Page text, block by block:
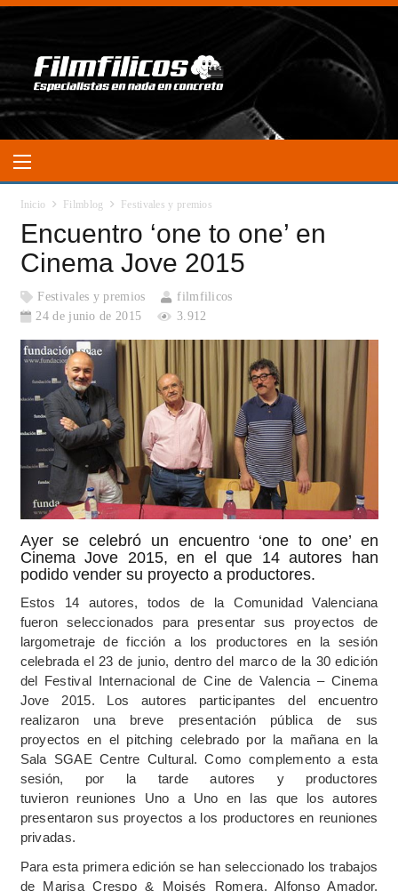
Inicio Filmblog Festivales y premios
Encuentro ‘one to one’ en
Cinema Jove 2015
Festivales y premios
filmfilicos
24 de junio de 2015
3.912
Ayer se celebró un encuentro ‘one to one’ en
Cinema Jove 2015, en el que 14 autores han
podido vender su proyecto a productores.
Estos 14 autores, todos de la Comunidad Valenciana
fueron seleccionados para presentar sus proyectos de
largometraje de ficción a los productores en la sesión
celebrada el 23 de junio, dentro del marco de la 30 edición
del Festival Internacional de Cine de Valencia – Cinema
Jove 2015. Los autores participantes del encuentro
realizaron una breve presentación pública de sus
proyectos en el pitching celebrado por la mañana en la
Sala SGAE Centre Cultural. Como complemento a esta
sesión, por la tarde autores y productores
tuvieron reuniones Uno a Uno en las que los autores
presentaron sus proyectos a los productores en reuniones
privadas.
Para esta primera edición se han seleccionado los trabajos
de Marisa Crespo & Moisés Romera, Alfonso Amador,